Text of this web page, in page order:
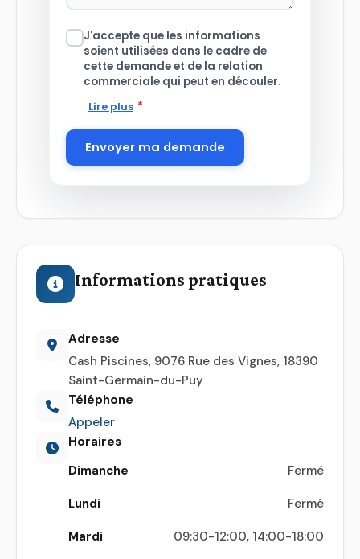
J'accepte que les informations
soient utilisées dans le cadre de
cette demande et de la relation
commerciale qui peut en découler.
Lire plus *
Envoyer ma demande
Informations pratiques
Adresse
Cash Piscines, 9076 Rue des Vignes, 18390
Saint-Germain-du-Puy
Téléphone
Appeler
Horaires
Dimanche
Fermé
Lundi Fermé
Mardi 09:30-12:00, 14:00-18:00